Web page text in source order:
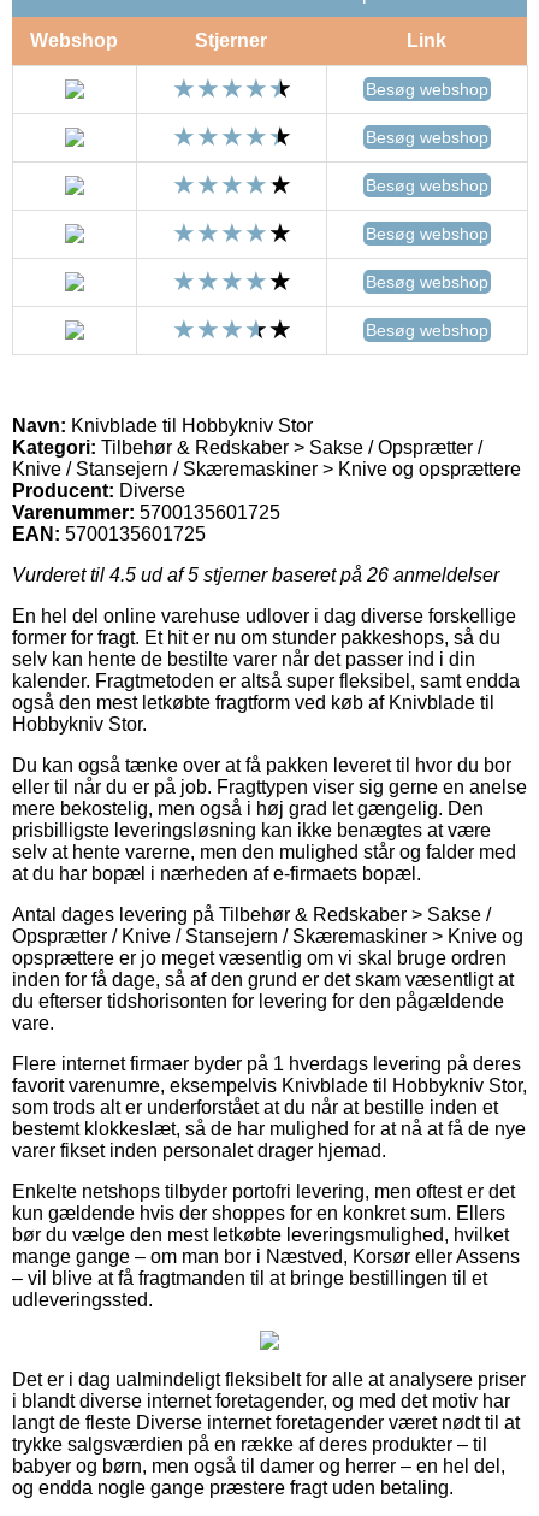
Webshop Stjerner Link
Besøg webshop
Besøg webshop
Besøg webshop
Besøg webshop
Besøg webshop
Besøg webshop
Navn: Knivblade til Hobbykniv Stor
Kategori: Tilbehør & Redskaber > Sakse / Opsprætter /
Knive / Stansejern / Skæremaskiner > Knive og opsprættere
Producent: Diverse
Varenummer: 5700135601725
EAN: 5700135601725
Vurderet til 4.5 ud af 5 stjerner baseret på 26 anmeldelser
En hel del online varehuse udlover i dag diverse forskellige
former for fragt. Et hit er nu om stunder pakkeshops, så du
selv kan hente de bestilte varer når det passer ind i din
kalender. Fragtmetoden er altså super fleksibel, samt endda
også den mest letkøbte fragtform ved køb af Knivblade til
Hobbykniv Stor.
Du kan også tænke over at få pakken leveret til hvor du bor
eller til når du er på job. Fragttypen viser sig gerne en anelse
mere bekostelig, men også i høj grad let gængelig. Den
prisbilligste leveringsløsning kan ikke benægtes at være
selv at hente varerne, men den mulighed står og falder med
at du har bopæl i nærheden af e-firmaets bopæl.
Antal dages levering på Tilbehør & Redskaber > Sakse /
Opsprætter / Knive / Stansejern / Skæremaskiner > Knive og
opsprættere er jo meget væsentlig om vi skal bruge ordren
inden for få dage, så af den grund er det skam væsentligt at
du efterser tidshorisonten for levering for den pågældende
vare.
Flere internet firmaer byder på 1 hverdags levering på deres
favorit varenumre, eksempelvis Knivblade til Hobbykniv Stor,
som trods alt er underforstået at du når at bestille inden et
bestemt klokkeslæt, så de har mulighed for at nå at få de nye
varer fikset inden personalet drager hjemad.
Enkelte netshops tilbyder portofri levering, men oftest er det
kun gældende hvis der shoppes for en konkret sum. Ellers
bør du vælge den mest letkøbte leveringsmulighed, hvilket
mange gange – om man bor i Næstved, Korsør eller Assens
– vil blive at få fragtmanden til at bringe bestillingen til et
udleveringssted.
Det er i dag ualmindeligt fleksibelt for alle at analysere priser
i blandt diverse internet foretagender, og med det motiv har
langt de fleste Diverse internet foretagender været nødt til at
trykke salgsværdien på en række af deres produkter – til
babyer og børn, men også til damer og herrer – en hel del,
og endda nogle gange præstere fragt uden betaling.